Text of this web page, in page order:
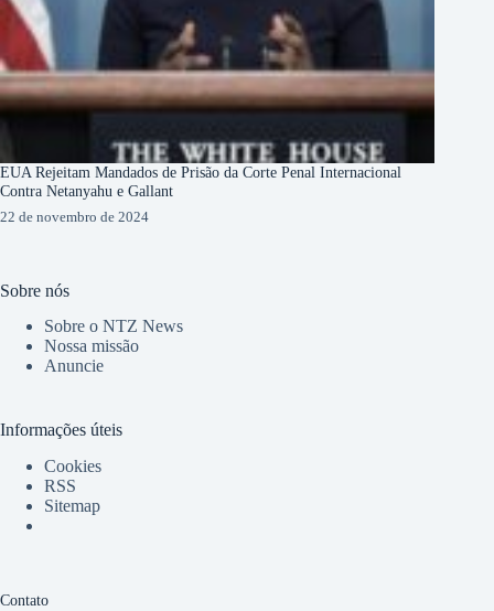
EUA Rejeitam Mandados de Prisão da Corte Penal Internacional
Contra Netanyahu e Gallant
22 de novembro de 2024
Sobre nós
Sobre o NTZ News
Nossa missão
Anuncie
Informações úteis
Cookies
RSS
Sitemap
Contato